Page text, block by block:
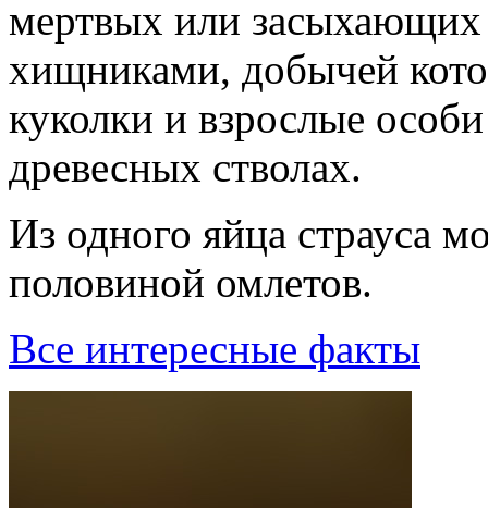
мертвых или засыхающих
хищниками, добычей
куколки и взрослые
древесных стволах.
Из одного яйца страуса
половиной омлетов.
Все интересные факты